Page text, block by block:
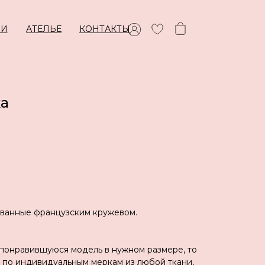
АТЕЛЬЕ КОНТАКТЫ
французским кружевом.
модель в нужном размере, то
индивидуальным меркам из любой ткани,